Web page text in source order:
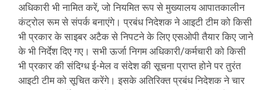
अधिकारी भी नामित करें, जो नियमित रूप से मुख्यालय आपातकालीन
कंट्रोल रूम से संपर्क बनाएंगे। प्रबंध निदेशक ने आइटी टीम को किसी
भी प्रकार के साइबर अटैक से निपटने के लिए एसओपी तैयार किए जाने
के भी निर्देश दिए गए। सभी ऊर्जा निगम अधिकारी/कर्मचारी को किसी
भी प्रकार की संदिग्ध ई-मेल व संदेश की सूचना प्राप्त होने पर तुरंत
आइटी टीम को सूचित करेंगे। इसके अतिरिक्त प्रबंध निदेशक ने चार